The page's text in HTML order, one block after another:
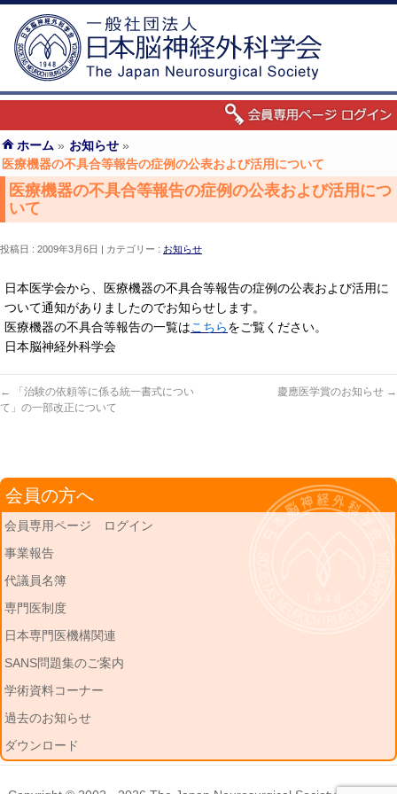
ホーム » お知らせ »
医療機器の不具合等報告の症例の公表および活用について
医療機器の不具合等報告の症例の公表および活用につ
いて
投稿日 : 2009年3月6日 カテゴリー : お知らせ
日本医学会から、医療機器の不具合等報告の症例の公表および活用に
ついて通知がありましたのでお知らせします。
医療機器の不具合等報告の一覧はこちらをご覧ください。
日本脳神経外科学会
←
「治験の依頼等に係る統一書式につい
て」の一部改正について
慶應医学賞のお知らせ →
会員の方へ
会員専用ページ ログイン
事業報告
代議員名簿
専門医制度
日本専門医機構関連
SANS問題集のご案内
学術資料コーナー
過去のお知らせ
ダウンロード